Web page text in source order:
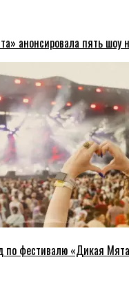
анонсировала пять шоу
по фестивалю «Дикая